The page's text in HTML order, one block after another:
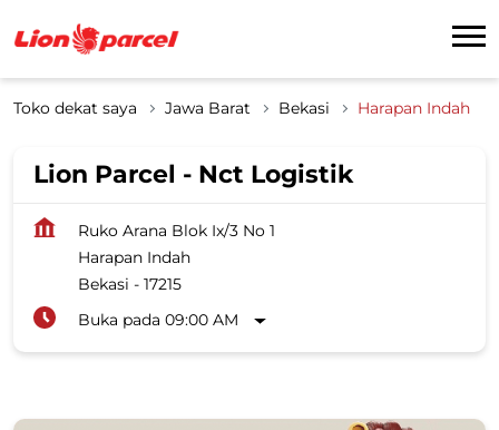
Toko dekat saya Jawa Barat Bekasi Harapan Indah
Lion Parcel - Nct Logistik
Ruko Arana Blok Ix/3 No 1
Harapan Indah
Bekasi - 17215
Buka pada 09:00 AM